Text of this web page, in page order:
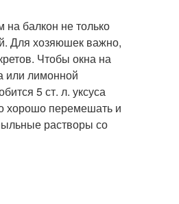
балкон не только
Для хозяюшек важно,
Чтобы окна на
или лимонной
5 ст. л. уксуса
хорошо перемешать и
растворы со